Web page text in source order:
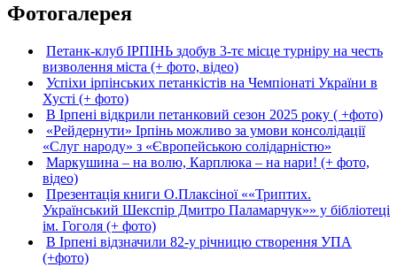
Фотогалерея
Петанк-клуб ІРПІНЬ здобув 3-тє місце турніру на честь
визволення міста (+ фото, відео)
Успіхи ірпінських петанкістів на Чемпіонаті України в
Хусті (+ фото)
В Ірпені відкрили петанковий сезон 2025 року ( +фото)
«Рейдернути» Ірпінь можливо за умови консолідації
«Слуг народу» з «Європейською солідарністю»
Маркушина – на волю, Карплюка – на нари! (+ фото,
відео)
Презентація книги О.Плаксіної ««Триптих.
Український Шекспір Дмитро Паламарчук»» у бібліотеці
ім. Гоголя (+ фото)
В Ірпені відзначили 82-у річницю створення УПА
(+фото)